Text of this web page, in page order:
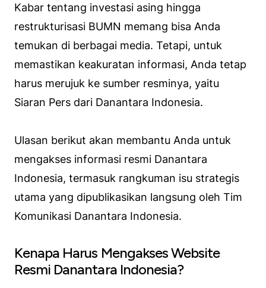
Kabar tentang investasi asing hingga
restrukturisasi BUMN memang bisa Anda
temukan di berbagai media. Tetapi, untuk
memastikan keakuratan informasi, Anda tetap
harus merujuk ke sumber resminya, yaitu
Siaran Pers dari Danantara Indonesia.
Ulasan berikut akan membantu Anda untuk
mengakses informasi resmi Danantara
Indonesia, termasuk rangkuman isu strategis
utama yang dipublikasikan langsung oleh Tim
Komunikasi Danantara Indonesia.
Kenapa Harus Mengakses Website
Resmi Danantara Indonesia?